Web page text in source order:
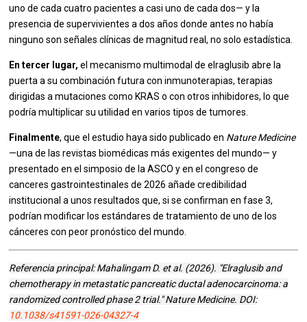
uno de cada cuatro pacientes a casi uno de cada dos— y la
presencia de supervivientes a dos años donde antes no había
ninguno son señales clínicas de magnitud real, no solo estadística.
En tercer lugar,el mecanismo multimodal de elraglusib abre la
puerta a su combinación futura con inmunoterapias, terapias
dirigidas a mutaciones como KRAS o con otros inhibidores, lo que
podría multiplicar su utilidad en varios tipos de tumores.
Finalmente, que el estudio haya sido publicado en Nature Medicine
—una de las revistas biomédicas más exigentes del mundo— y
presentado en el simposio de la ASCO y en el congreso de
canceres gastrointestinales de 2026 añade credibilidad
institucional a unos resultados que, si se confirman en fase 3,
podrían modificar los estándares de tratamiento de uno de los
cánceres con peor pronóstico del mundo.
Referencia principal: Mahalingam D. et al. (2026). "Elraglusib and
chemotherapy in metastatic pancreatic ductal adenocarcinoma: a
randomized controlled phase 2 trial." Nature Medicine. DOI:
10.1038/s41591-026-04327-4